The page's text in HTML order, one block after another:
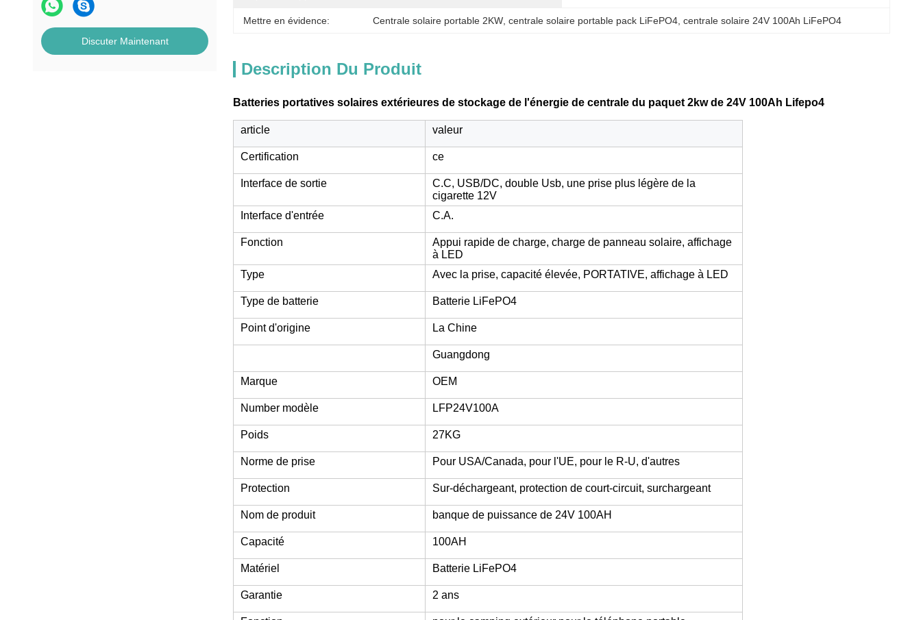
Discuter Maintenant
Mettre en évidence: Centrale solaire portable 2KW, centrale solaire portable pack LiFePO4, centrale solaire 24V 100Ah LiFePO4
Description Du Produit
Batteries portatives solaires extérieures de stockage de l'énergie de centrale du paquet 2kw de 24V 100Ah Lifepo4
article valeur
Certification ce
Interface de sortie
C.C, USB/DC, double Usb, une prise plus légère de la
cigarette 12V
Interface d'entrée
C.A.
Fonction
Appui rapide de charge, charge de panneau solaire, affichage
à LED
Type
Avec la prise, capacité élevée, PORTATIVE, affichage à LED
Type de batterie Batterie LiFePO4
Point d'origine La Chine
Guangdong
Marque OEM
Number modèle LFP24V100A
Poids 27KG
Norme de prise Pour USA/Canada, pour l'UE, pour le R-U, d'autres
Protection Sur-déchargeant, protection de court-circuit, surchargeant
Nom de produit banque de puissance de 24V 100AH
Capacité 100AH
Matériel Batterie LiFePO4
Garantie 2 ans